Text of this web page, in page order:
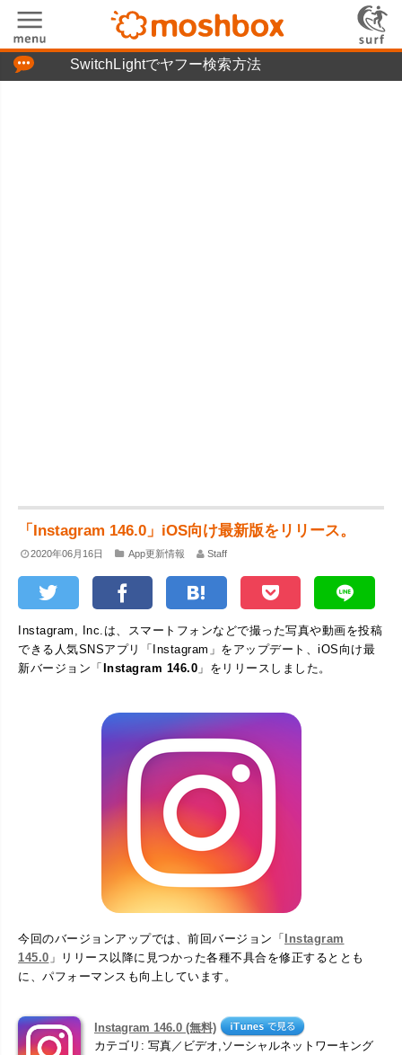
SwitchLightでヤフー検索方法
「Instagram 146.0」iOS向け最新版をリリース。
2020年06月16日 App更新情報 Staff
Instagram, Inc.は、スマートフォンなどで撮った写真や動画を投稿
できる人気SNSアプリ「Instagram」をアップデート、iOS向け最
新バージョン「Instagram 146.0 」をリリースしました。
今回のバージョンアップでは、前回バージョン「Instagram
145.0 」リリース以降に見つかった各種不具合を修正するととも
に、パフォーマンスも向上しています。
Instagram 146.0 (無料)
カテゴリ: 写真／ビデオ,ソーシャルネットワーキング
「つぶやき」の使い方